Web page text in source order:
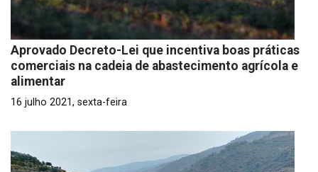
Aprovado Decreto-Lei que incentiva boas práticas
comerciais na cadeia de abastecimento agrícola e
alimentar
16 julho 2021, sexta-feira